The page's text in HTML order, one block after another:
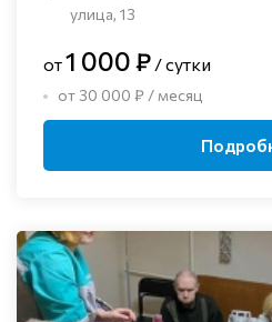
улица, 13
от1 000 ₽ / сутки
от 30 000 ₽ / месяц